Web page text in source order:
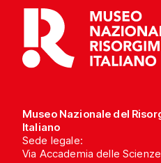
Museo Nazionale del
Italiano
Sede legale:
Via Accademia delle